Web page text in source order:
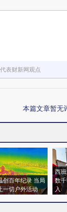
表财新网观点
本篇文章暂无
创百年纪录 当局
一切户外活动
西
数
入